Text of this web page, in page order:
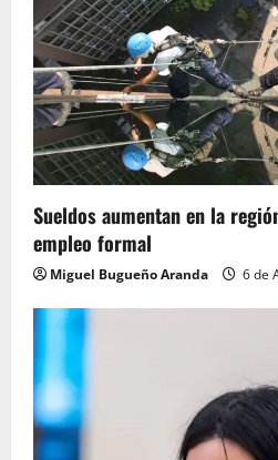
Sueldos aumentan en la
empleo formal
Miguel Bugueño Aranda 6 de